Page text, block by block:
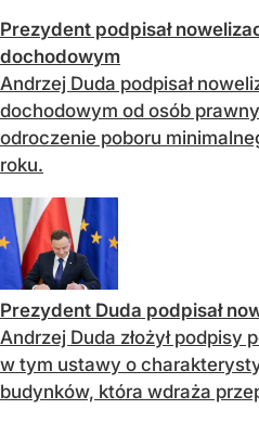
Prezydent podpisał
dochodowym
Andrzej Duda podpisał
dochodowym od osób
odroczenie poboru
roku.
Prezydent Duda podpisał
Andrzej Duda złożył podpisy
w tym ustawy o
budynków, która wdraża